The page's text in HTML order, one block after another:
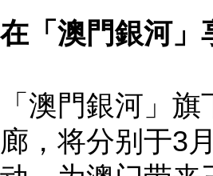
在「澳門銀河」
「澳門銀河」
廊，将分别于3